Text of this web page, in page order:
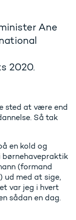
Ane
2020.
sted at være end
Så tak
en kold og
(formand
ud med at sige,
var jeg i hvert
sådan en dag.